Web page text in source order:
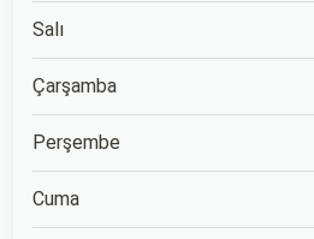
Salı
Çarşamba
Perşembe
Cuma